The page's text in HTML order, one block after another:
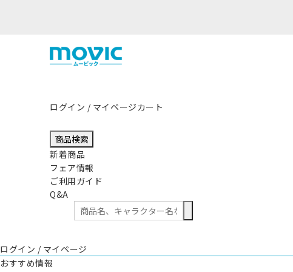
ログイン / マイページカート
商品検索
新着商品
フェア情報
ご利用ガイド
Q&A
ログイン / マイページ
おすすめ情報